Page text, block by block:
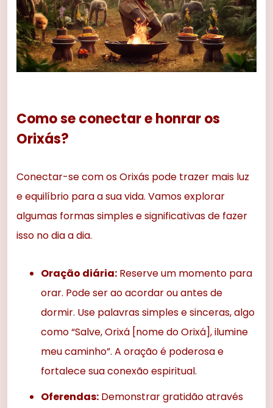
Como se conectar e honrar os
Orixás?
Conectar-se com os Orixás pode trazer mais luz
e equilíbrio para a sua vida. Vamos explorar
algumas formas simples e significativas de fazer
isso no dia a dia.
Oração diária: Reserve um momento para
orar. Pode ser ao acordar ou antes de
dormir. Use palavras simples e sinceras, algo
como “Salve, Orixá [nome do Orixá], ilumine
meu caminho”. A oração é poderosa e
fortalece sua conexão espiritual.
Oferendas: Demonstrar gratidão através